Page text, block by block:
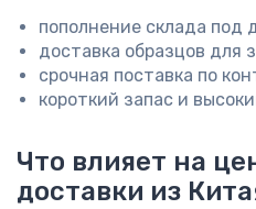
пополнение склада под
доставка образцов для
срочная поставка по
короткий запас и
Что влияет на
доставки из